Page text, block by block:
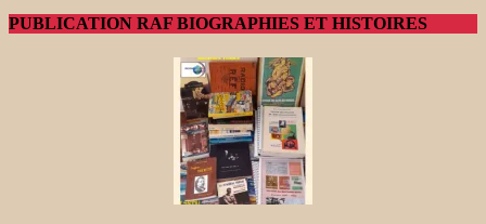
PUBLICATION RAF BIOGRAPHIES ET HISTOIRES